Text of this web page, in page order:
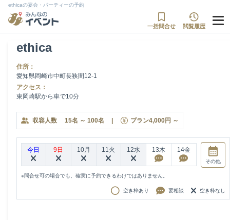
ethicaの宴会・パーティーの予約
一括問合せ 閲覧履歴
ethica
住所：
愛知県岡崎市中町長狭間12-1
アクセス：
東岡崎駅から車で10分
収容人数 15名 ～ 100名 | プラン4,000円 ～
今日 9日 10月 11火 12水 13木 14金
その他
※問合せ可の場合でも、確実に予約できるわけではありません。
空き枠あり 要相談 空き枠なし